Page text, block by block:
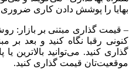
بهایا را پوشش دادن کاری
– قیمت گذاری مبتنی بر بازار:
کنونی رقبا نگاه کنید و بعد بر
گذاری کنید. می‌توانید بالاترین
موقعیت‌تان قیمت گذاری کنید.